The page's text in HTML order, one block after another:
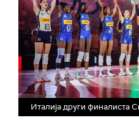
Италија други финалиста